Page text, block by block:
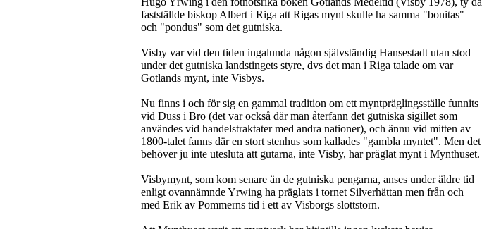
fastställde biskop Albert i Riga att Rigas mynt skulle ha samma "bonitas"
och "pondus" som det gutniska.
Visby var vid den tiden ingalunda någon självständig Hansestadt utan stod
under det gutniska landstingets styre, dvs det man i Riga talade om var
Gotlands mynt, inte Visbys.
Nu finns i och för sig en gammal tradition om ett myntpräglingsställe funnits
vid Duss i Bro (det var också där man återfann det gutniska sigillet som
användes vid handelstraktater med andra nationer), och ännu vid mitten av
1800-talet fanns där en stort stenhus som kallades "gambla myntet". Men det
behöver ju inte utesluta att gutarna, inte Visby, har präglat mynt i Mynthuset.
Visbymynt, som kom senare än de gutniska pengarna, anses under äldre tid
enligt ovannämnde Yrwing ha präglats i tornet Silverhättan men från och
med Erik av Pommerns tid i ett av Visborgs slottstorn.